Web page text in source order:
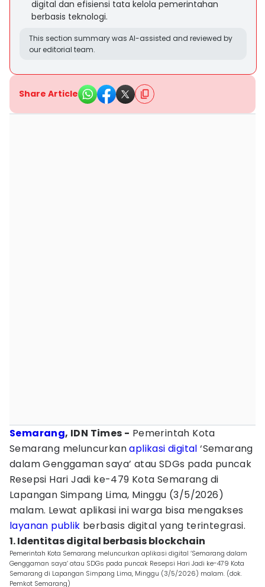
digital dan efisiensi tata kelola pemerintahan
berbasis teknologi.
This section summary was AI-assisted and reviewed by
our editorial team.
Share Article
Semarang, IDN Times - Pemerintah Kota
Semarang meluncurkanaplikasi digital ‘Semarang
dalam Genggaman saya’ atau SDGs pada puncak
Resepsi Hari Jadi ke-479 Kota Semarang di
Lapangan Simpang Lima, Minggu (3/5/2026)
malam. Lewat aplikasi ini warga bisa mengakses
layanan publik berbasis digital yang terintegrasi.
1. Identitas digital berbasis blockchain
Pemerintah Kota Semarang meluncurkan aplikasi digital ‘Semarang dalam
Genggaman saya’ atau SDGs pada puncak Resepsi Hari Jadi ke-479 Kota
Semarang di Lapangan Simpang Lima, Minggu (3/5/2026) malam. (dok.
Pemkot Semarang)